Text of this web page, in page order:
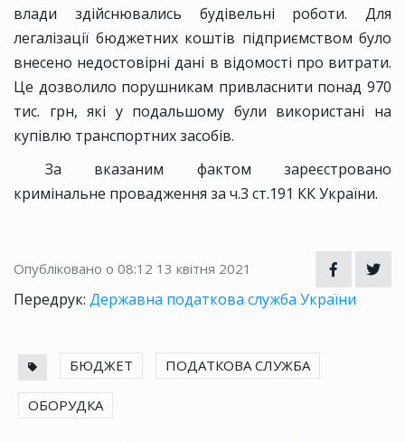
влади здійснювались будівельні роботи. Для
легалізації бюджетних коштів підприємством було
внесено недостовірні дані в відомості про витрати.
Це дозволило порушникам привласнити понад 970
тис. грн, які у подальшому були використані на
купівлю транспортних засобів.
За вказаним фактом зареєстровано
кримінальне провадження за ч.3 ст.191 КК України.
Опубліковано о 08:12 13 квітня 2021
Передрук: Державна податкова служба України
БЮДЖЕТ ПОДАТКОВА СЛУЖБА
ОБОРУДКА